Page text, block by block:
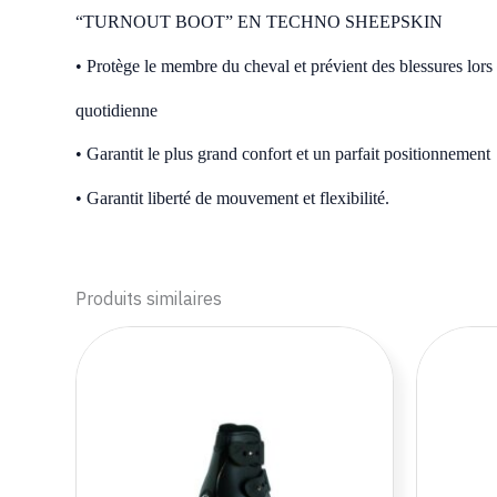
“TURNOUT BOOT” EN TECHNO SHEEPSKIN
• Protège le membre du cheval et prévient des blessures
quotidienne
• Garantit le plus grand confort et un parfait positionnement
• Garantit liberté de mouvement et flexibilité.
Produits similaires
Ce
produit